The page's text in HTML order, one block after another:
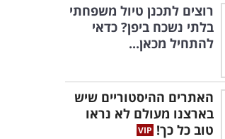
רוצים לתכנן טיול משפחתי
בלתי נשכח ביפן? כדאי
להתחיל מכאן...
האתרים ההיסטוריים שיש
בארצנו מעולם לא נראו
טוב כל כך!